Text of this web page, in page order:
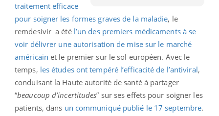
traitement efficace
pour soigner les formes graves de la maladie, le
remdesivir a été l’un des premiers médicaments à se
voir délivrer une autorisation de mise sur le marché
américain et le premier sur le sol européen. Avec le
temps, les études ont tempéré l’efficacité de l’antiviral,
conduisant la Haute autorité de santé à partager
“beaucoup d’incertitudes” sur ses effets pour soigner les
patients, dans un communiqué publié le 17 septembre.